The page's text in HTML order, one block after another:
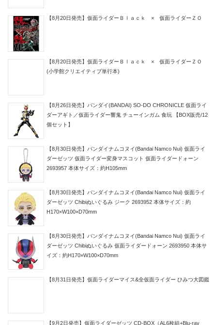
【8月20日発売】仮面ライダーＢｌａｃｋ × 仮面ライダーＺＯ
【8月20日発売】仮面ライダーＢｌａｃｋ × 仮面ライダーＺＯ
(小学館クリエイティブ単行本)
【8月26日発売】バンダイ(BANDAI) SO-DO CHRONICLE 仮面ライ
ダーアギト／仮面ライダー響鬼 チューインガム 食玩 【BOX販売/12
個セット】
【8月30日発売】バンダイナムコヌイ(Bandai Namco Nui) 仮面ライ
ダーゼッツ 仮面ライダー変身マスコット 仮面ライダードォーン
2693957 本体サイズ：約H105mm
【8月30日発売】バンダイナムコヌイ(Bandai Namco Nui) 仮面ライ
ダーゼッツ Chibiぬいぐるみ ジーク 2693952 本体サイズ：約
H170×W100×D70mm
【8月30日発売】バンダイナムコヌイ(Bandai Namco Nui) 仮面ライ
ダーゼッツ Chibiぬいぐるみ 仮面ライダードォーン 2693950 本体サ
イズ：約H170×W100×D70mm
【8月31日発売】仮面ライダーマイス&全仮面ライダー ひみつ大図鑑
【9月2日発売】仮面ライダーゼッツ CD-BOX（AL6枚組+Blu-ray